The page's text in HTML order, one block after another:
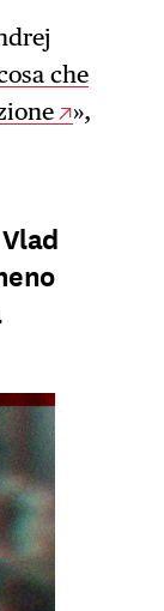
che
»,